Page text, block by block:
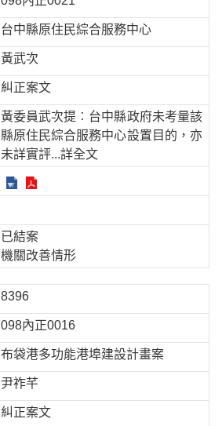
台中縣原住民綜合服務中心
黃武次
糾正案文
黃委員武次提︰台中縣政府未考量該
縣原住民綜合服務中心設置目的，亦
未詳實評...詳全文
已結案
機關改善情形
8396
098內正0016
布袋港多功能港埠建設計畫案
尹祚芊
糾正案文